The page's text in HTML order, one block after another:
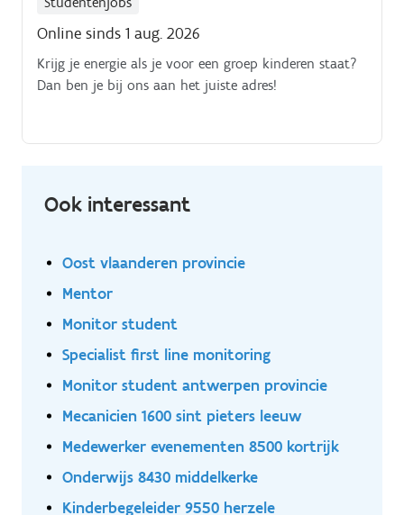
Online sinds 1 aug. 2026
Krijg je energie als je voor een groep kinderen staat?
Dan ben je bij ons aan het juiste adres!
Ook interessant
Oost vlaanderen provincie
Mentor
Monitor student
Specialist first line monitoring
Monitor student antwerpen provincie
Mecanicien 1600 sint pieters leeuw
Medewerker evenementen 8500 kortrijk
Onderwijs 8430 middelkerke
Kinderbegeleider 9550 herzele